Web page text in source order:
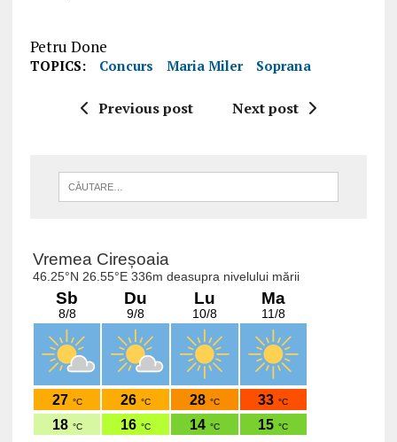
Petru Done
TOPICS: Concurs Maria Miler Soprana
Previous post Next post